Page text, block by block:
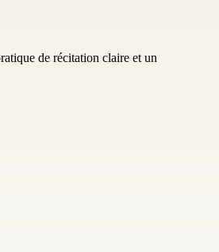
de récitation claire et un